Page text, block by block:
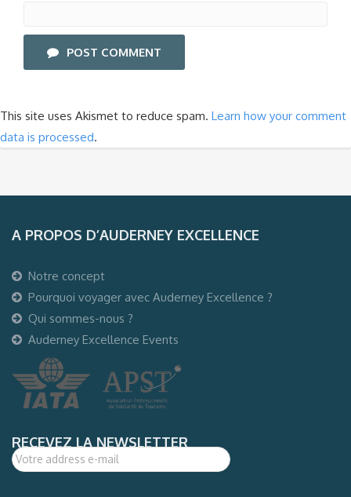
POST COMMENT
This site uses Akismet to reduce spam. Learn how your comment
data is processed.
A PROPOS D’AUDERNEY EXCELLENCE
Notre concept
Pourquoi voyager avec Auderney Excellence ?
Qui sommes-nous ?
Auderney Excellence Events
RECEVEZ LA NEWSLETTER